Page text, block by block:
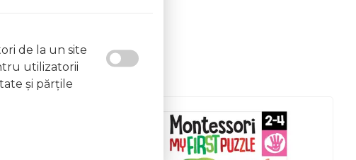
de la un site
utilizatorii
şi părţile